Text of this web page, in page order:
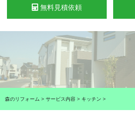
無料見積依頼
森のリフォーム > サービス内容 > キッチン >